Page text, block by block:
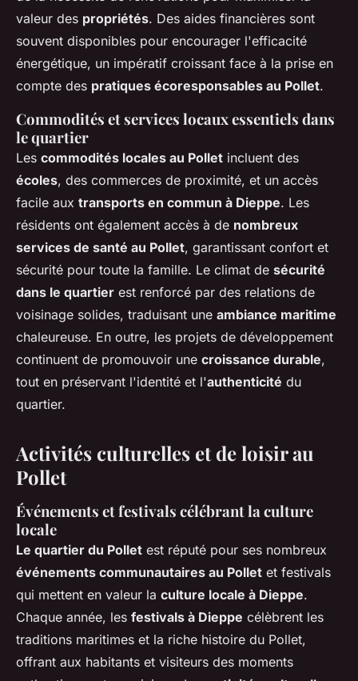
valeur des propriétés. Des aides financières sont
souvent disponibles pour encourager l'efficacité
énergétique, un impératif croissant face à la prise en
compte des pratiques écoresponsables au Pollet.
Commodités et services locaux essentiels dans
le quartier
Les commodités locales au Pollet incluent des
écoles, des commerces de proximité, et un accès
facile aux transports en commun à Dieppe. Les
résidents ont également accès à de nombreux
services de santé au Pollet, garantissant confort et
sécurité pour toute la famille. Le climat de sécurité
dans le quartier est renforcé par des relations de
voisinage solides, traduisant une ambiance maritime
chaleureuse. En outre, les projets de développement
continuent de promouvoir une croissance durable,
tout en préservant l'identité et l'authenticité du
quartier.
Activités culturelles et de loisir au
Pollet
Événements et festivals célébrant la culture
locale
Le quartier du Pollet est réputé pour ses nombreux
événements communautaires au Pollet et festivals
qui mettent en valeur la culture locale à Dieppe.
Chaque année, les festivals à Dieppe célèbrent les
traditions maritimes et la riche histoire du Pollet,
offrant aux habitants et visiteurs des moments